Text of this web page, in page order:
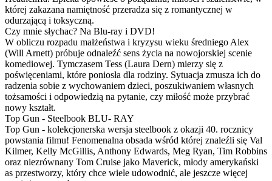
której zakazana namiętność przeradza się z romantycznej w
odurzającą i toksyczną.
Czy mnie słychac? Na Blu-ray i DVD!
W obliczu rozpadu małżeństwa i kryzysu wieku średniego Alex
(Will Arnett) próbuje odnaleźć sens życia na nowojorskiej scenie
komediowej. Tymczasem Tess (Laura Dern) mierzy się z
poświęceniami, które poniosła dla rodziny. Sytuacja zmusza ich do
radzenia sobie z wychowaniem dzieci, poszukiwaniem własnych
tożsamości i odpowiedzią na pytanie, czy miłość może przybrać
nowy kształt.
Top Gun - Steelbook BLU- RAY
Top Gun - kolekcjonerska wersja steelbook z okazji 40. rocznicy
powstania filmu! Fenomenalna obsada wśród której znaleźli się Val
Kilmer, Kelly McGillis, Anthony Edwards, Meg Ryan, Tim Robbins
oraz niezrównany Tom Cruise jako Maverick, młody amerykański
as przestworzy, który chce wiele udowodnić, ale jeszcze więcej